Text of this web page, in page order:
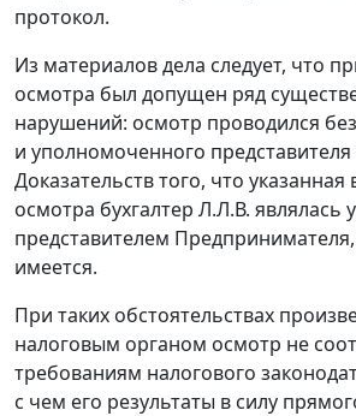
протокол.
Из материалов дела следует, что
осмотра был допущен ряд
нарушений: осмотр проводился
и уполномоченного
Доказательств того, что указанная
осмотра бухгалтер Л.Л.В.
представителем
имеется.
При таких обстоятельствах
налоговым органом осмотр не
требованиям налогового
с чем его результаты в силу